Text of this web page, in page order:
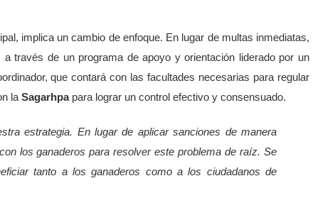
implica un cambio de enfoque. En lugar de multas inmediatas,
través de un programa de apoyo y orientación liderado por un
que contará con las facultades necesarias para regular
la Sagarhpapara lograr un control efectivo y consensuado.
estrategia. En lugar de aplicar sanciones de manera
los ganaderos para resolver este problema de raíz. Se
tanto a los ganaderos como a los ciudadanos de